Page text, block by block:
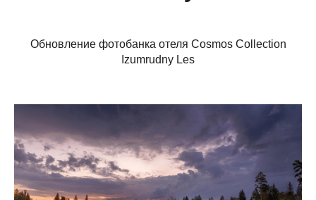
Обновление фотобанка отеля Cosmos Collection
Izumrudny Les